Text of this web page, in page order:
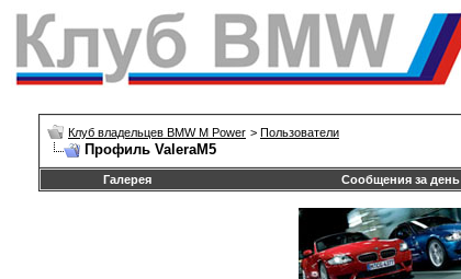
Клуб владельцев BMW M Power > Пользователи
Профиль ValeraM5
Галерея Сообщения за день